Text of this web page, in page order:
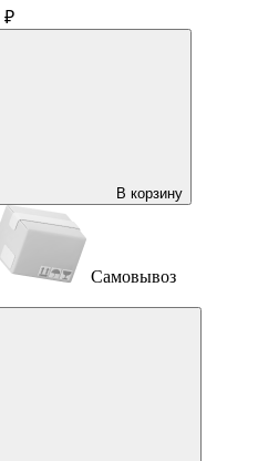
₽
В корзину
Самовывоз